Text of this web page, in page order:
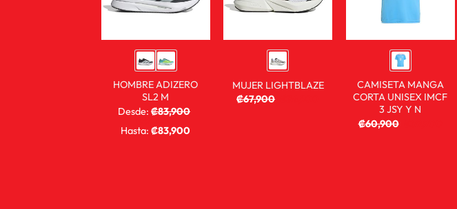
HOMBRE ADIZERO
SL2 M
Desde:₡83,900
59,900
Hasta:₡83,900
MUJER LIGHTBLAZE
₡67,900
CAMISETA MANGA
CORTA UNISEX IMCF
3 JSY Y N
₡60,900